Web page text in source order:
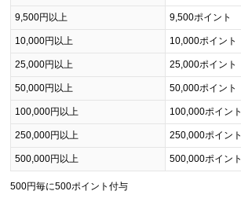
9,500円以上 9,500ポイント
10,000円以上 10,000ポイント
25,000円以上 25,000ポイント
50,000円以上 50,000ポイント
100,000円以上 100,000ポイント
250,000円以上 250,000ポイント
500,000円以上 500,000ポイント
500円毎に500ポイント付与